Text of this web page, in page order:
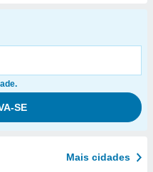
Mais cidades